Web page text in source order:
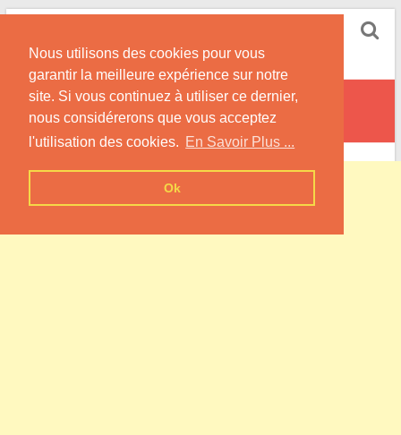
Nous utilisons des cookies pour vous
garantir la meilleure expérience sur notre
site. Si vous continuez à utiliser ce dernier,
nous considérerons que vous acceptez
l'utilisation des cookies. En Savoir Plus ...
Ok
Skip
content
Informations sur les Pompes à Chaleur
Fransu